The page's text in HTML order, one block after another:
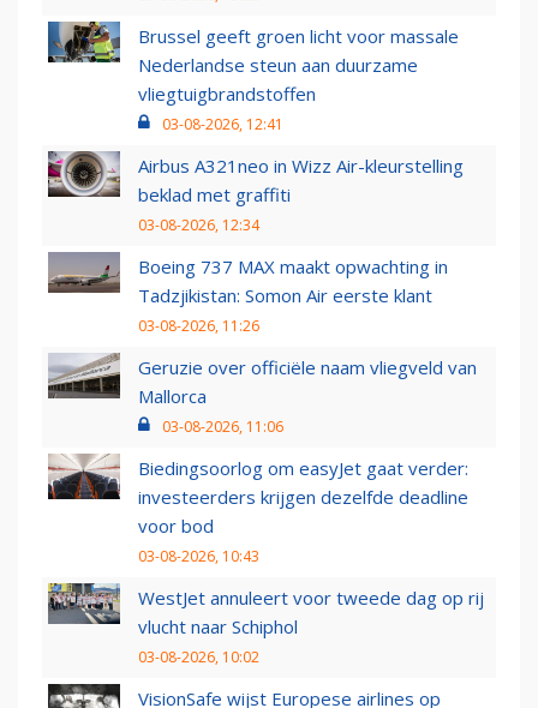
Brussel geeft groen licht voor massale
Nederlandse steun aan duurzame
vliegtuigbrandstoffen
03-08-2026, 12:41
Airbus A321neo in Wizz Air-kleurstelling
beklad met graffiti
03-08-2026, 12:34
Boeing 737 MAX maakt opwachting in
Tadzjikistan: Somon Air eerste klant
03-08-2026, 11:26
Geruzie over officiële naam vliegveld van
Mallorca
03-08-2026, 11:06
Biedingsoorlog om easyJet gaat verder:
investeerders krijgen dezelfde deadline
voor bod
03-08-2026, 10:43
WestJet annuleert voor tweede dag op rij
vlucht naar Schiphol
03-08-2026, 10:02
VisionSafe wijst Europese airlines op